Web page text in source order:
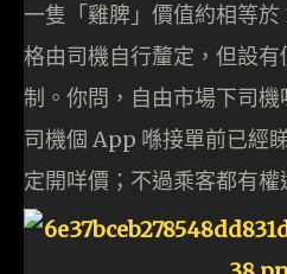
一隻「雞脾」價值約相等於
格由司機自行釐定，但設
制。你問，自由市場下司
司機個 App 喺接單前已經
定開咩價；不過乘客都有權